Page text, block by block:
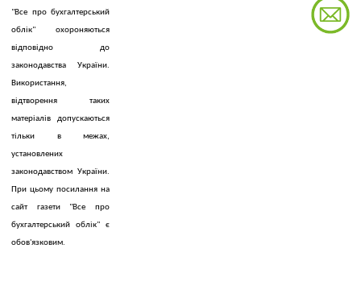
"Все про бухгалтерський
облік" охороняються
відповідно до
законодавства України.
Використання,
відтворення таких
матеріалів допускаються
тільки в межах,
установлених
законодавством України.
При цьому посилання на
сайт газети "Все про
бухгалтерський облік" є
обов'язковим.